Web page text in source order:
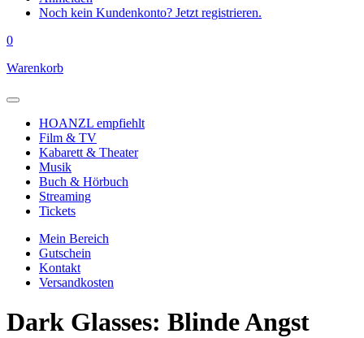
Noch kein Kundenkonto? Jetzt registrieren.
0
Warenkorb
HOANZL empfiehlt
Film & TV
Kabarett & Theater
Musik
Buch & Hörbuch
Streaming
Tickets
Mein Bereich
Gutschein
Kontakt
Versandkosten
Dark Glasses: Blinde Angst